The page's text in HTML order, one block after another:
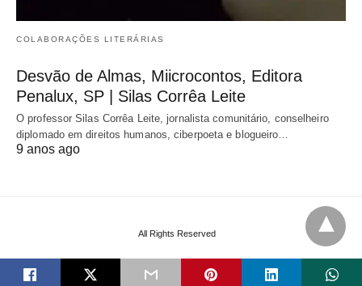
COLABORAÇÕES LITERÁRIAS
Desvão de Almas, Miicrocontos, Editora
Penalux, SP | Silas Corrêa Leite
O professor Silas Corrêa Leite, jornalista comunitário, conselheiro
diplomado em direitos humanos, ciberpoeta e blogueiro…
9 anos ago
All Rights Reserved